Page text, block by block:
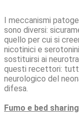
I meccanismi
sono diversi:
quello per cui si
nicotinici e
sostituirsi ai
questi recettori:
neurologico del
difesa.
Fumo e bed